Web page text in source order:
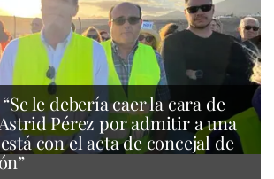
le debería caer la cara de
Pérez por admitir a una
con el acta de concejal de